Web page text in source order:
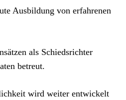
Ausbildung von erfahrenen
als Schiedsrichter
betreut.
wird weiter entwickelt